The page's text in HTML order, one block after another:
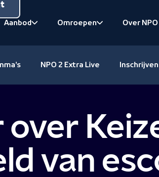
Aanbod
Omroepen
Over NPO
NPO 2 Extra Live
van